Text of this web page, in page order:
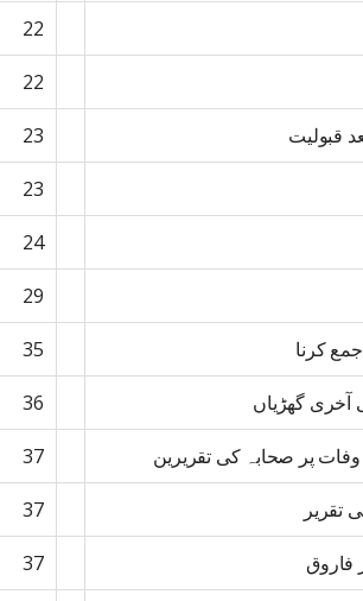
22
22
قبولیت 23
23
24
29
کرنا 35
آخری گھڑیاں 36
پر صحابہ کی تقریرین 37
تقریر 37
فاروق 37